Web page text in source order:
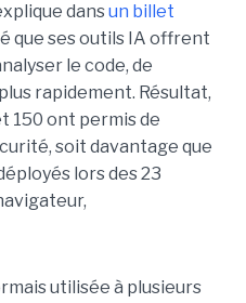
dansun billet
que ses outils IA offrent
le code, de
rapidement. Résultat,
150 ont permis de
soit davantage que
lors des 23
utilisée à plusieurs